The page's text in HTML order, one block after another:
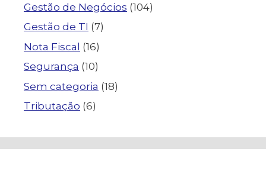
Gestão de Negócios (104)
Gestão de TI (7)
Nota Fiscal (16)
Segurança (10)
Sem categoria (18)
Tributação (6)